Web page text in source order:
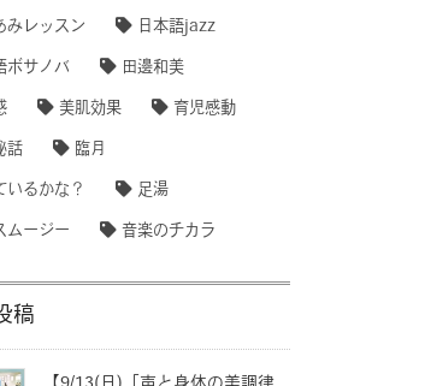
みレッスン 日本語jazz
ボサノバ 田邊和美
美肌効果 育児感動
話 臨月
いるかな？ 足湯
ムージー 音楽のチカラ
稿